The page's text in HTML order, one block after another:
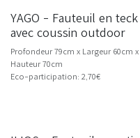
Livraison dès 10/26
YAGO - Fauteuil en teck
avec coussin outdoor
Profondeur 79cm x Largeur 60cm x
Hauteur 70cm
Eco-participation: 2,70€